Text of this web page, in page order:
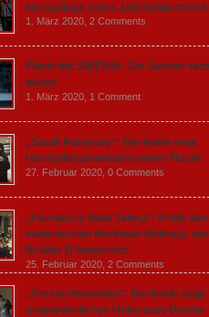
Neuauflage eines
1. März 2020, 2 Comments
Filmkritik SIBERIA: Die Geister
weiter
1. März 2020, 1 Comment
„Saudi Runaway“: Berlinale zeigt
Handydokumentation einer Flucht
27. Februar 2020, 0 Comments
„Favolacce (Bad Tales)“: Kritik des
italienischen Berlinale-Beitrags der
Brüder D’Innocenzo
25. Februar 2020, 2 Comments
„Persischstunden“: Berlinale zeigt
ungewöhnliches Holocaust-Drama